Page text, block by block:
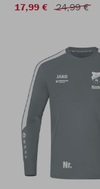
17,99 €
24,99 €